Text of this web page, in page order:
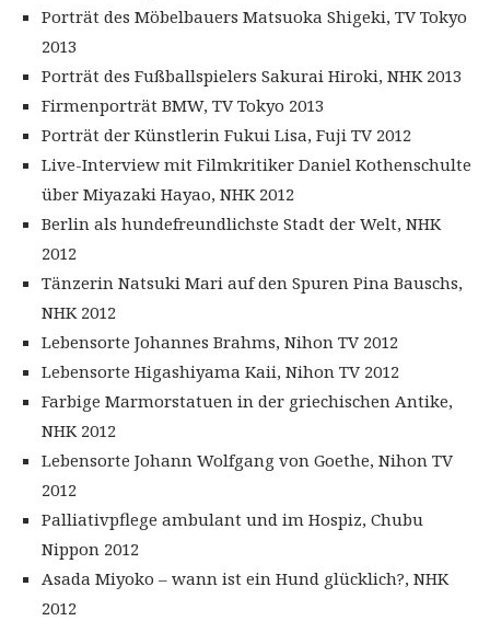
Porträt des Möbelbauers Matsuoka Shigeki, TV Tokyo
2013
Porträt des Fußballspielers Sakurai Hiroki, NHK 2013
Firmenporträt BMW, TV Tokyo 2013
Porträt der Künstlerin Fukui Lisa, Fuji TV 2012
Live-Interview mit Filmkritiker Daniel Kothenschulte
über Miyazaki Hayao, NHK 2012
Berlin als hundefreundlichste Stadt der Welt, NHK
2012
Tänzerin Natsuki Mari auf den Spuren Pina Bauschs,
NHK 2012
Lebensorte Johannes Brahms, Nihon TV 2012
Lebensorte Higashiyama Kaii, Nihon TV 2012
Farbige Marmorstatuen in der griechischen Antike,
NHK 2012
Lebensorte Johann Wolfgang von Goethe, Nihon TV
2012
Palliativpflege ambulant und im Hospiz, Chubu
Nippon 2012
Asada Miyoko – wann ist ein Hund glücklich?, NHK
2012